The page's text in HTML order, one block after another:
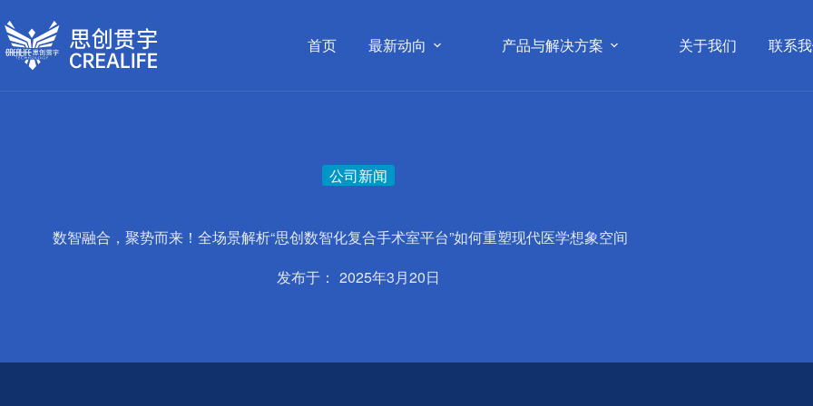
至
内
首页 最新动向 产品与解决方案 关于我们 联系
公司新闻
数智融合，聚势而来！全场景解析“思创数智化复合手术室平台”如何重塑现代医学想象空间
发布于： 2025年3月20日